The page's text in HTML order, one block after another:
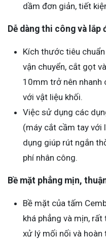
dầm đơn giản, tiết
Dễ dàng thi công và lắp
Kích thước tiêu
vận chuyển, cắt gọt
10mm trở nên nhanh
với vật liệu khối.
Việc sử dụng các
(máy cắt cầm tay với
dụng giúp rút ngắn
phí nhân công.
Bề mặt phẳng mịn,
Bề mặt của tấm
khá phẳng và mịn,
xử lý mối nối và hoàn